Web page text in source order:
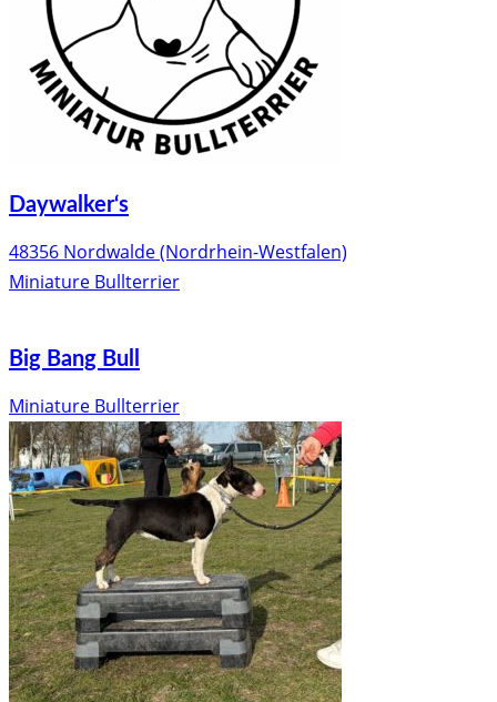
Daywalker‘s
48356 Nordwalde (Nordrhein-Westfalen)
Miniature Bullterrier
Big Bang Bull
Miniature Bullterrier